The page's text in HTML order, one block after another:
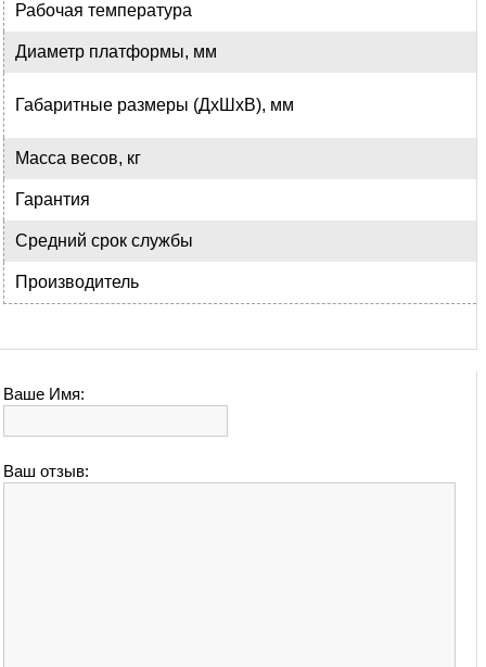
Рабочая температура
Диаметр платформы, мм
Габаритные размеры (ДхШхВ), мм
Масса весов, кг
Гарантия
Средний срок службы
Производитель
Ваше Имя:
Ваш отзыв: